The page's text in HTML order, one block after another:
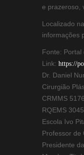
e prazeroso,
Localizado
informações
Fonte: Portal
Link: https://
Dr. Daniel
Cirurgião
CRMMS 5176
RQEMS 3045
Escola Ivo
Professor de
Presidente